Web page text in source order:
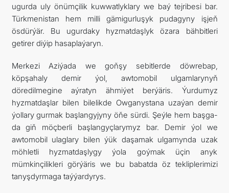
ugurda uly önümçilik kuwwatlyklary we baý tejribesi bar.
Türkmenistan hem milli gämigurluşyk pudagyny işjeň
ösdürýär. Bu ugurdaky hyzmatdaşlyk özara bähbitleri
getirer diýip hasaplaýaryn.
Merkezi Aziýada we goňşy sebitlerde döwrebap,
köpşahaly demir ýol, awtomobil ulgamlarynyň
döredilmegine aýratyn ähmiýet berýäris. Ýurdumyz
hyzmatdaşlar bilen bilelikde Owganystana uzaýan demir
ýollary gurmak başlangyjyny öňe sürdi. Şeýle hem başga-
da giň möçberli başlangyçlarymyz bar. Demir ýol we
awtomobil ulaglary bilen ýük daşamak ulgamynda uzak
möhletli hyzmatdaşlygy ýola goýmak üçin anyk
mümkinçilikleri görýäris we bu babatda öz tekliplerimizi
tanyşdyrmaga taýýardyrys.